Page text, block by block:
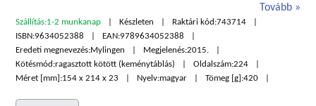
Tovább
Szállítás:1-2 munkanap Készleten Raktári kód:743714
ISBN:9634052388 EAN:9789634052388
Eredeti megnevezés:Mylingen Megjelenés:2015.
Kötésmód:ragasztott kötött (keménytáblás) Oldalszám:224
Méret [mm]:154 x 214 x 23 Nyelv:magyar Tömeg [g]:420